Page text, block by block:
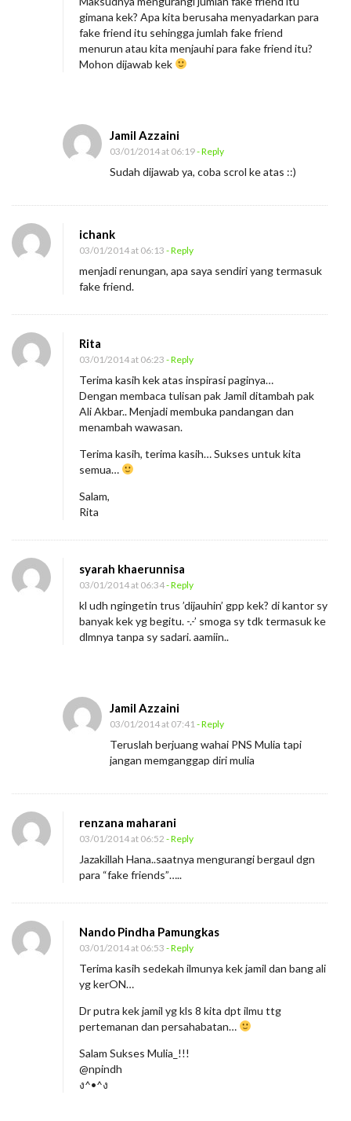
gimana kek? Apa kita berusaha menyadarkan para
fake friend itu sehingga jumlah fake friend
menurun atau kita menjauhi para fake friend itu?
Mohon dijawab kek
Jamil Azzaini
03/01/2014 at 06:19- Reply
Sudah dijawab ya, coba scrol ke atas ::)
ichank
03/01/2014 at 06:13 - Reply
menjadi renungan, apa saya sendiri yang termasuk
fake friend.
Rita
03/01/2014 at 06:23 - Reply
Terima kasih kek atas inspirasi paginya…
Dengan membaca tulisan pak Jamil ditambah pak
Ali Akbar.. Menjadi membuka pandangan dan
menambah wawasan.
Terima kasih, terima kasih… Sukses untuk kita
semua…
Salam,
Rita
syarah khaerunnisa
03/01/2014 at 06:34- Reply
kl udh ngingetin trus ’dijauhin’ gpp kek? di kantor sy
banyak kek yg begitu. -.-’ smoga sy tdk termasuk ke
dlmnya tanpa sy sadari. aamiin..
Jamil Azzaini
03/01/2014 at 07:41 - Reply
Teruslah berjuang wahai PNS Mulia tapi
jangan memganggap diri mulia
renzana maharani
03/01/2014 at 06:52 - Reply
Jazakillah Hana..saatnya mengurangi bergaul dgn
para “fake friends”…..
Nando Pindha Pamungkas
03/01/2014 at 06:53 - Reply
Terima kasih sedekah ilmunya kek jamil dan bang ali
yg kerON…
Dr putra kek jamil yg kls 8 kita dpt ilmu ttg
pertemanan dan persahabatan…
Salam Sukses Mulia_!!!
@npindh
ง^•^ง